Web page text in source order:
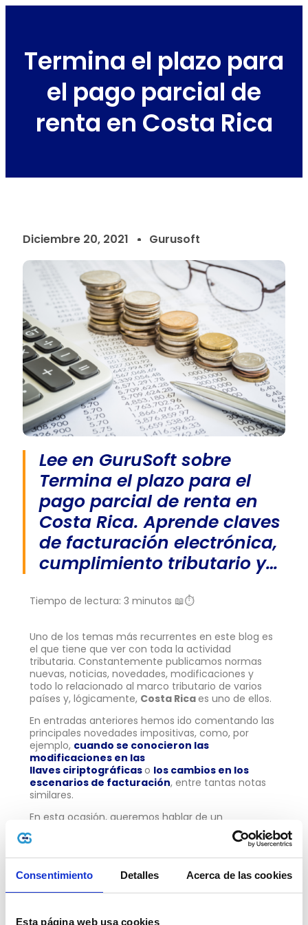
Consentimiento Detalles Acerca de las cookies
Esta página web usa cookies
Termina el plazo para
el pago parcial de
renta en Costa Rica
Diciembre 20, 2021 Gurusoft
Lee en GuruSoft sobre
Termina el plazo para el
pago parcial de renta en
Costa Rica. Aprende claves
de facturación electrónica,
cumplimiento tributario y…
Tiempo de lectura: 3 minutos 📖⏱
Uno de los temas más recurrentes en este blog es
el que tiene que ver con toda la actividad
tributaria. Constantemente publicamos normas
nuevas, noticias, novedades, modificaciones y
todo lo relacionado al marco tributario de varios
países y, lógicamente, Costa Ricaes uno de ellos.
En entradas anteriores hemos ido comentando las
principales novedades impositivas, como, por
ejemplo, cuando se conocieron las
modificaciones en las
llaves ciriptográficaso los cambios en los
escenarios de facturación, entre tantas notas
similares.
En esta ocasión, queremos hablar de un
importante vencimiento de plazos, ya que, según
está estipulado, este 31 de diciembre es el día en el
desea acceder a ese beneficio, es importante
apurarse.